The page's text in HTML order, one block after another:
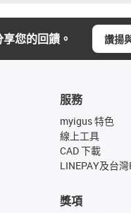
您的回饋。 讚揚
服務
myigus 特色
線上工具
CAD 下載
LINEPAY及台灣
獎項